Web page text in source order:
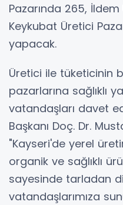
Pazarında 265, İldem
Keykubat Üretici
yapacak.
Üretici ile tüketicinin
pazarlarına sağlıklı
vatandaşları davet
Başkanı Doç. Dr.
"Kayseri'de yerel
organik ve sağlıklı
sayesinde tarladan
vatandaşlarımıza